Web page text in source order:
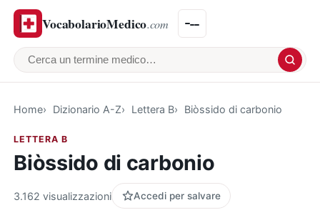
VocabolarioMedico.com
Cerca un termine medico
Home Dizionario A-Z Lettera B Biòssido di carbonio
LETTERA B
Biòssido di carbonio
3.162 visualizzazioni Accedi per salvare